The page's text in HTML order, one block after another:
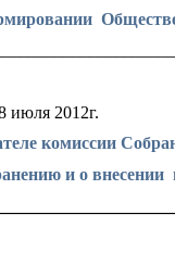
июля 2012г.
комиссии
и о внесении